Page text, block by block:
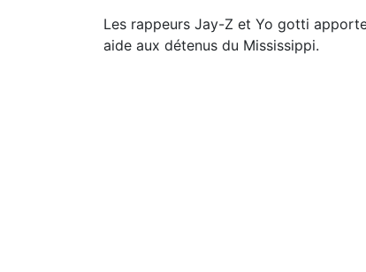
Les rappeurs Jay-Z et Yo gotti
aide aux détenus du Mississippi.